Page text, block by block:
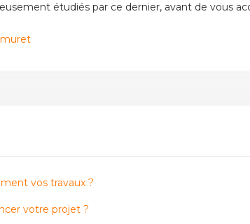
étudiés par ce dernier, avant de vous
vos travaux ?
votre projet ?